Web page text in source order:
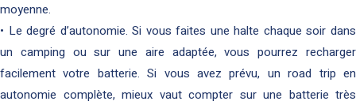
moyenne.
• Le degré d’autonomie. Si vous faites une halte chaque soir dans
un camping ou sur une aire adaptée, vous pourrez recharger
facilement votre batterie. Si vous avez prévu, un road trip en
autonomie complète, mieux vaut compter sur une batterie très